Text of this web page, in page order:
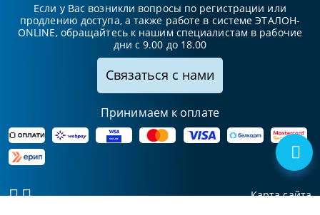
Если у Вас возникли вопросы по регистрации или
продлению доступа, а также работе в системе ЭТАЛОН-
ONLINE, обращайтесь к нашим специалистам в рабочие
дни с 9.00 до 18.00
Связаться с нами
Принимаем к оплате
Карта сайта